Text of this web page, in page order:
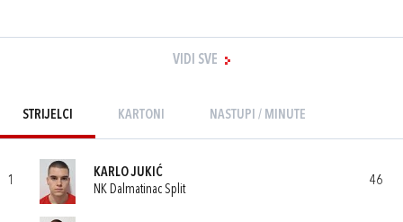
VIDI SVE
STRIJELCI KARTONI NASTUPI / MINUTE
1
KARLO JUKIĆ
NK Dalmatinac Split
46